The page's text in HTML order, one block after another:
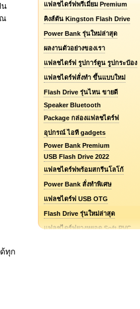
น
ณ
ทุก
แฟลชไดร์ฟพรีเมี่ยม Premium
คิงส์ตัน Kingston Flash Drive
Power Bank รุ่นใหม่ล่าสุด
ผลงานตัวอย่างของเรา
แฟลชไดร์ฟ รูปการ์ตูน รูปกระป๋อง
แฟลชไดร์ฟสั่งทำ ขึ้นแบบใหม่
Flash Drive รุ่นไหน ขายดี
Speaker Bluetooth
Package กล่องแฟลชไดร์ฟ
อุปกรณ์ ไอที gadgets
Power Bank Premium
USB Flash Drive 2022
แฟลชไดร์ฟพร้อมสกรีนโลโก้
Power Bank สั่งทำพิเศษ
แฟลชไดร์ฟ USB OTG
Flash Drive รุ่นใหม่ล่าสุด
แฟลชไดร์ฟยางหยอด Soft PVC